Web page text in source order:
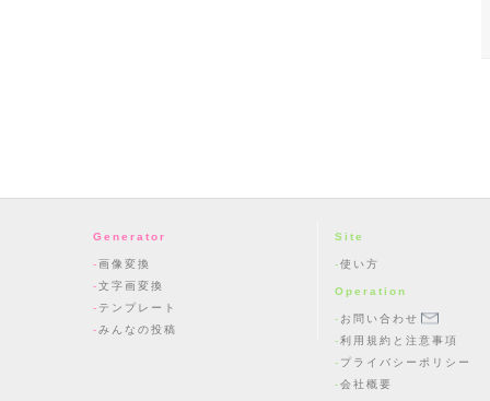
Generator
画像変換
文字画変換
テンプレート
みんなの投稿
Site
使い方
Operation
お問い合わせ
利用規約と注意事項
プライバシーポリシー
会社概要